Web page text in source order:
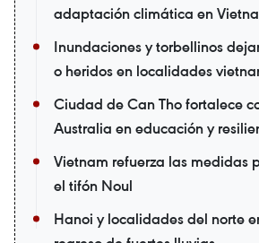
adaptación climática en
Inundaciones y torbellinos
o heridos en localidades
Ciudad de Can Tho fortalece
Australia en educación y
Vietnam refuerza las medidas
el tifón Noul
Hanoi y localidades del norte